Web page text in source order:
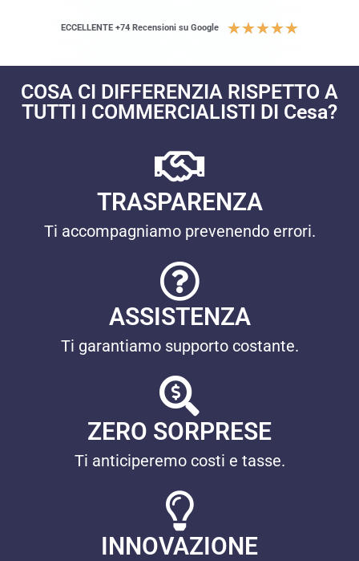
ECCELLENTE +74 Recensioni su Google ★★★★★
COSA CI DIFFERENZIA RISPETTO A
TUTTI I COMMERCIALISTI DI Cesa?
TRASPARENZA
Ti accompagniamo prevenendo errori.
ASSISTENZA
Ti garantiamo supporto costante.
ZERO SORPRESE
Ti anticiperemo costi e tasse.
INNOVAZIONE